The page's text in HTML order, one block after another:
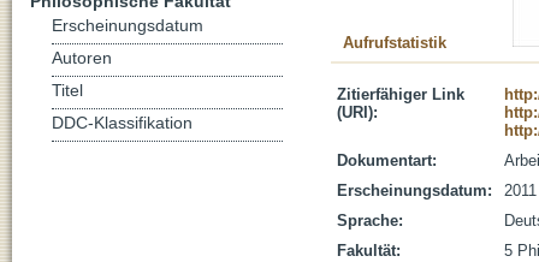
Aufrufstatistik
Zitierfähiger Link
(URI):
Dokumentart:
Erscheinungsdatum:
2011
Sprache:
Fakultät:
5
Erscheinungsdatum
Autoren
Titel
DDC-Klassifikation